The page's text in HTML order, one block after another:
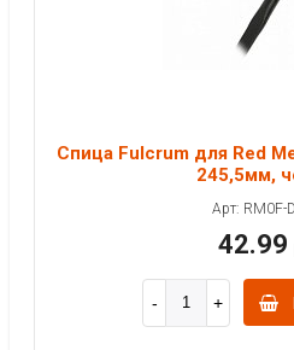
Спица Fulcrum для Red
245,5мм,
Арт: RM0F-
42.99